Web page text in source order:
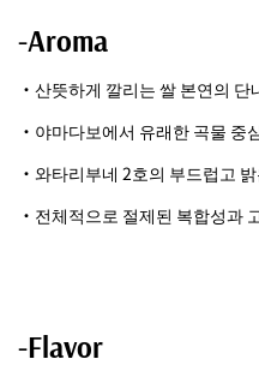
-Aroma
・산뜻하게 깔리는 쌀 본연의
・야마다보에서 유래한 곡물 중
・와타리부네 2호의 부드럽고
・전체적으로 절제된 복합성과
-Flavor